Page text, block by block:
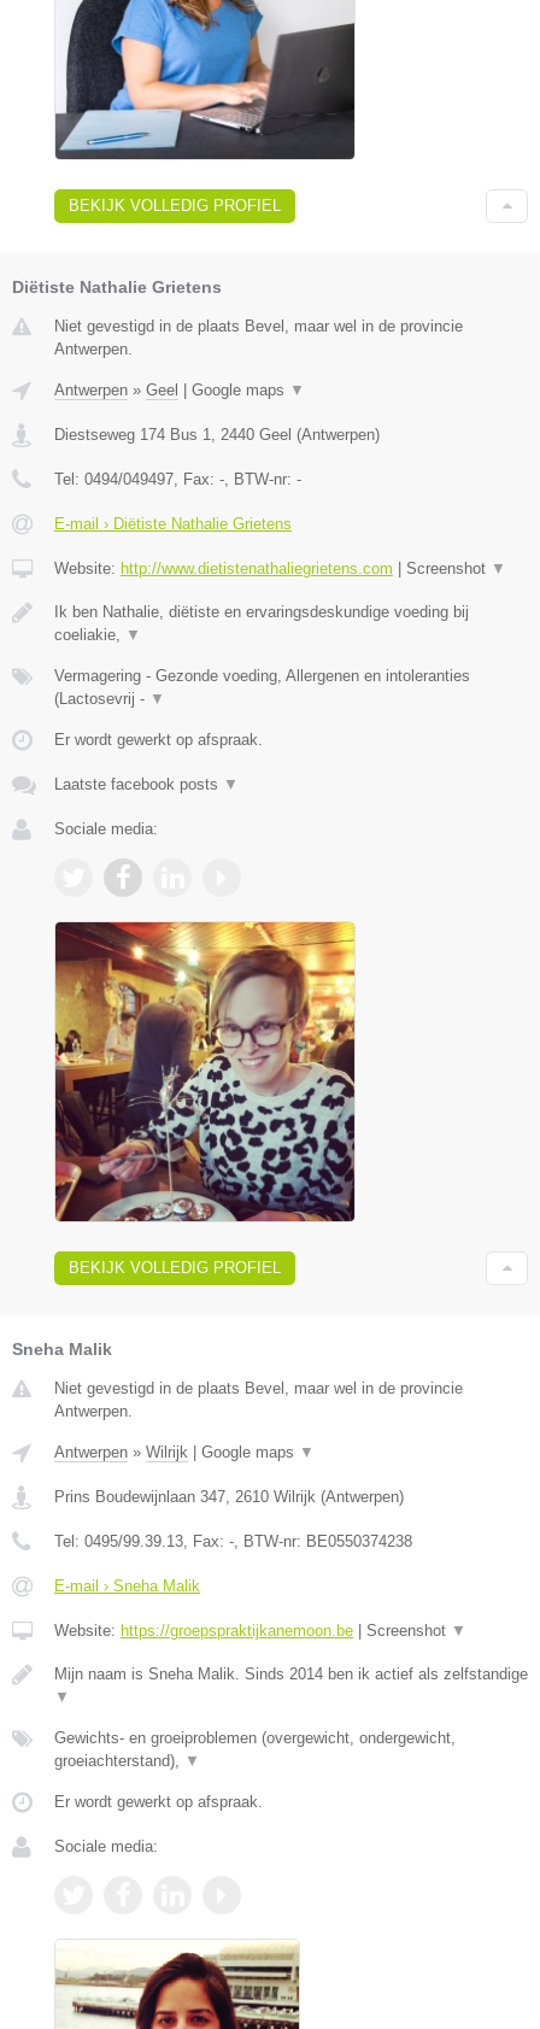
BEKIJK VOLLEDIG PROFIEL
Diëtiste Nathalie Grietens
Niet gevestigd in de plaats Bevel, maar wel in de provincie
Antwerpen.
Antwerpen » Geel Google maps ▼
Diestseweg 174 Bus 1, 2440 Geel (Antwerpen)
Tel: 0494/049497, Fax: -, BTW-nr: -
E-mail › Diëtiste Nathalie Grietens
Website: http://www.dietistenathaliegrietens.com Screenshot ▼
Ik ben Nathalie, diëtiste en ervaringsdeskundige voeding bij
coeliakie, ▼
Vermagering - Gezonde voeding, Allergenen en intoleranties
(Lactosevrij - ▼
Er wordt gewerkt op afspraak.
Laatste facebook posts ▼
Sociale media:
BEKIJK VOLLEDIG PROFIEL
Sneha Malik
Niet gevestigd in de plaats Bevel, maar wel in de provincie
Antwerpen.
Antwerpen » Wilrijk Google maps ▼
Prins Boudewijnlaan 347, 2610 Wilrijk (Antwerpen)
Tel: 0495/99.39.13, Fax: -, BTW-nr: BE0550374238
E-mail › Sneha Malik
Website: https://groepspraktijkanemoon.be Screenshot ▼
Mijn naam is Sneha Malik. Sinds 2014 ben ik actief als zelfstandige
▼
Gewichts- en groeiproblemen (overgewicht, ondergewicht,
groeiachterstand), ▼
Er wordt gewerkt op afspraak.
Sociale media: